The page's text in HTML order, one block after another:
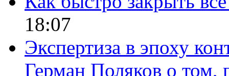
18:07
Экспертиза в эпоху
Герман Поляков о том,